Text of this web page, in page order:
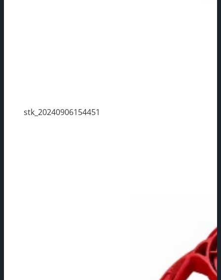
stk_20240906154451